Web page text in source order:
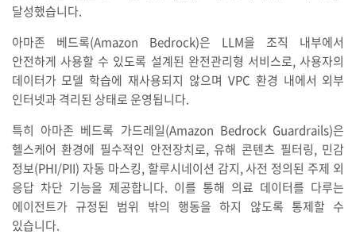
달성했습니다.
아마존 베드록(Amazon Bedrock)은 LLM을 조직 내부에서
안전하게 사용할 수 있도록 설계된 완전관리형 서비스로, 사용자의
데이터가 모델 학습에 재사용되지 않으며 VPC 환경 내에서 외부
인터넷과 격리된 상태로 운영됩니다.
특히 아마존 베드록 가드레일(Amazon Bedrock Guardrails)은
헬스케어 환경에 필수적인 안전장치로, 유해 콘텐츠 필터링, 민감
정보(PHI/PII) 자동 마스킹, 할루시네이션 감지, 사전 정의된 주제 외
응답 차단 기능을 제공합니다. 이를 통해 의료 데이터를 다루는
에이전트가 규정된 범위 밖의 행동을 하지 않도록 통제할 수
있습니다.